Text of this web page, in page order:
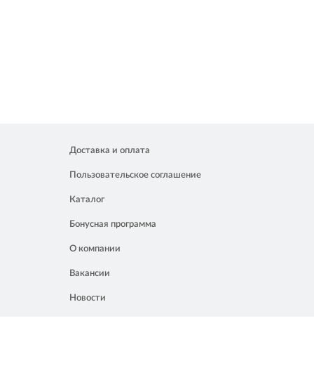
Доставка и оплата
Пользовательское соглашение
Каталог
Бонусная программа
О компании
Вакансии
Новости